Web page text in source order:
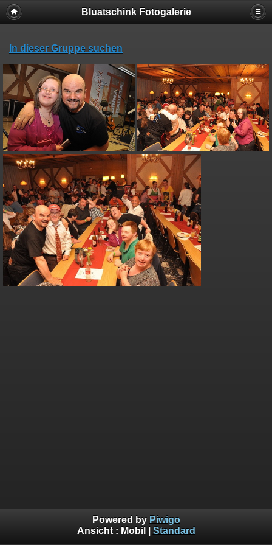
Bluatschink Fotogalerie
In dieser Gruppe suchen
Powered by Piwigo
Ansicht : Mobil Standard